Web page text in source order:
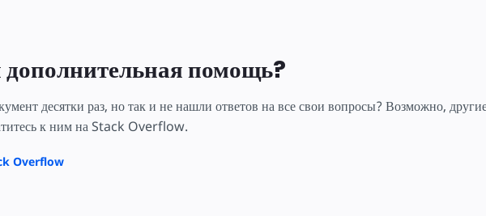
дополнительная помощь?
десятки раз, но так и не нашли ответов на все свои вопросы? Возможно,
к ним на Stack Overflow.
Overflow